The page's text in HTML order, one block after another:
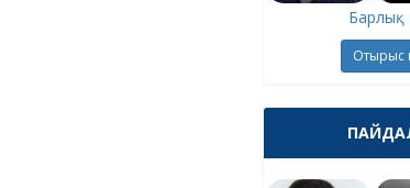
Барлық
Отырыс